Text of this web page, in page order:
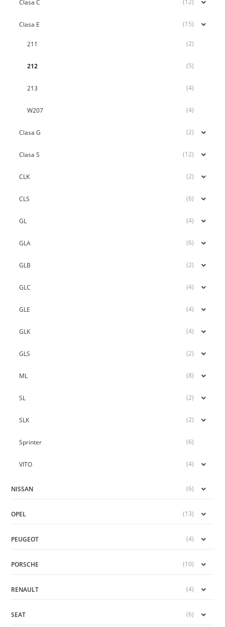
Clasa C (12)
Clasa E (15)
211 (2)
212 (5)
213 (4)
W207 (4)
Clasa G (2)
Clasa S (12)
CLK (2)
CLS (6)
GL (4)
GLA (6)
GLB (2)
GLC (4)
GLE (4)
GLK (4)
GLS (2)
ML (8)
SL (2)
SLK (2)
Sprinter (6)
VITO (4)
NISSAN (6)
OPEL (13)
PEUGEOT (4)
PORSCHE (10)
RENAULT (4)
SEAT (6)